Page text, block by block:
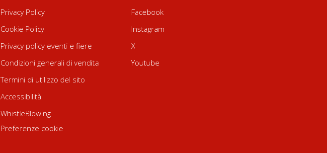
Privacy Policy
Cookie Policy
Privacy policy eventi e fiere
Condizioni generali di vendita
Termini di utilizzo del sito
Accessibilità
WhistleBlowing
Preferenze cookie
Facebook
Instagram
X
Youtube